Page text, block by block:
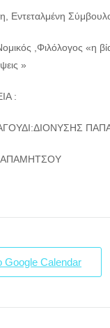
Εντεταλμένη
,Φιλόλογος «η
»
:
Google Calendar